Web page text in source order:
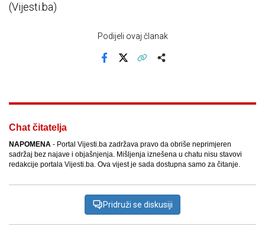
(Vijesti.ba)
Podijeli ovaj članak
Facebook
Chat čitatelja
NAPOMENA - Portal Vijesti.ba zadržava pravo da obriše neprimjeren
sadržaj bez najave i objašnjenja. Mišljenja iznešena u chatu nisu stavovi
redakcije portala Vijesti.ba. Ova vijest je sada dostupna samo za čitanje.
Pridruži se diskusiji